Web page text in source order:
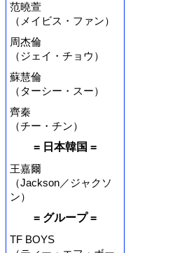
范曉萱
（メイビス・ファン）
周杰倫
（ジェイ・チョウ）
蘇慧倫
（ターシー・スー）
齊秦
（チー・チン）
= 日本韓国 =
王嘉爾
（Jackson／ジャクソ
ン）
= グループ =
TF BOYS